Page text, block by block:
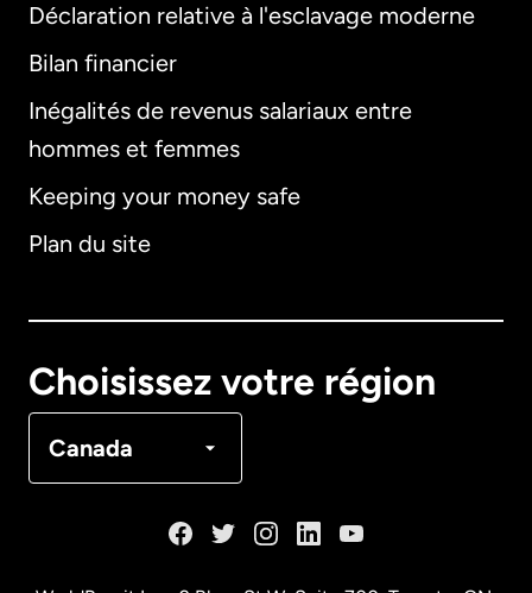
Déclaration relative à l'esclavage moderne
Bilan financier
Inégalités de revenus salariaux entre
hommes et femmes
Keeping your money safe
Plan du site
Choisissez votre région
Canada
International
Allemagne
Français